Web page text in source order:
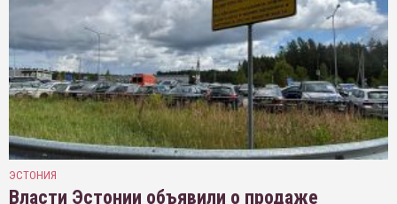
ЭСТОНИЯ
Власти Эстонии объявили о продаже